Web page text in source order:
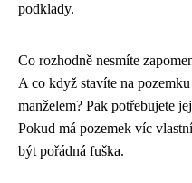
podklady.
Co rozhodně nesmíte
A co když stavíte na
manželem? Pak potřebujete
Pokud má pozemek víc
být pořádná fuška.